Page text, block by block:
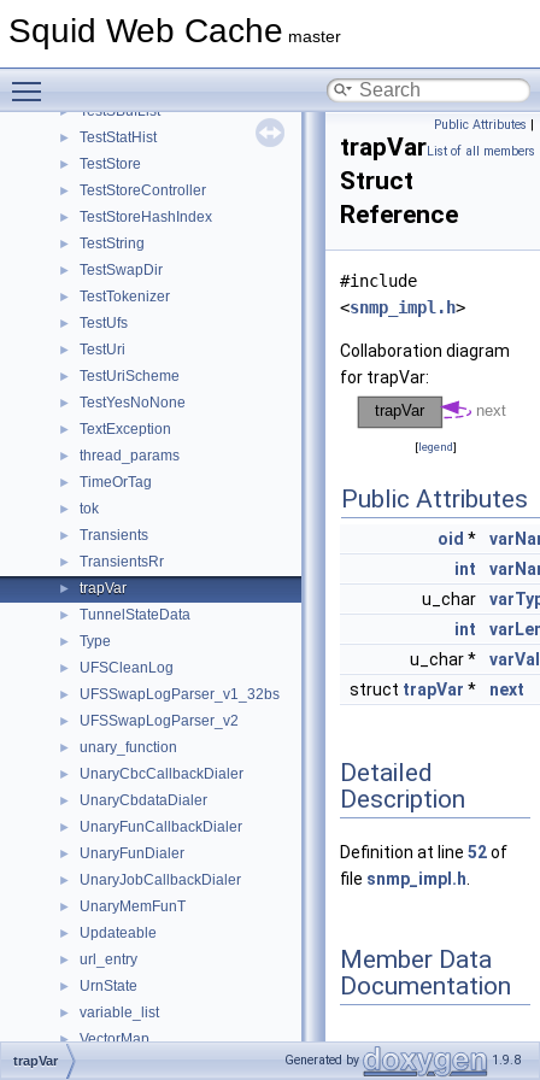
Squid Web Cache master
TestRfc1738
► TestSBufList
► TestStatHist
► TestStore
► TestStoreController
► TestStoreHashIndex
► TestString
► TestSwapDir
► TestTokenizer
► TestUfs
► TestUri
► TestUriScheme
► TestYesNoNone
► TextException
► thread_params
► TimeOrTag
► tok
► Transients
► TransientsRr
► trapVar
► TunnelStateData
► Type
► UFSCleanLog
► UFSSwapLogParser_v1_32bs
► UFSSwapLogParser_v2
► unary_function
► UnaryCbcCallbackDialer
► UnaryCbdataDialer
► UnaryFunCallbackDialer
► UnaryFunDialer
► UnaryJobCallbackDialer
► UnaryMemFunT
► Updateable
► url_entry
► UrnState
► variable_list
► VectorMap
►
Public Attributes |
List of all members
trapVar
Struct
Reference
#include
<snmp_impl.h>
Collaboration diagram
for trapVar:
[legend]
Public Attributes
oid *
int
u_char
int
u_char *
varVal
struct trapVar * next
Detailed
Description
Definition at line 52of
file snmp_impl.h
Member Data
Documentation
◆next
trapVar Generated by 1.9.8